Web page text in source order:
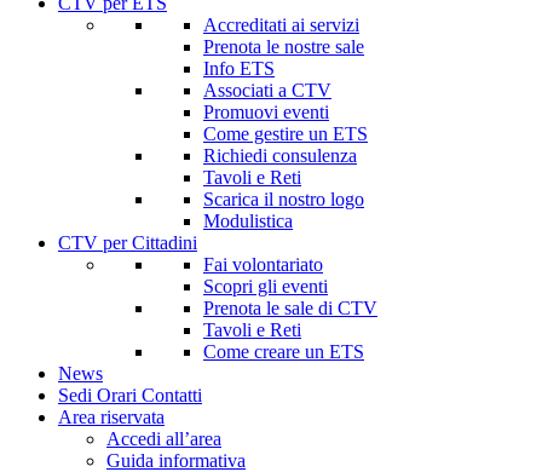
Accreditati ai servizi
Prenota le nostre sale
Info ETS
Associati a CTV
Promuovi eventi
Come gestire un ETS
Richiedi consulenza
Tavoli e Reti
Scarica il nostro logo
Modulistica
CTV per Cittadini
Fai volontariato
Scopri gli eventi
Prenota le sale di CTV
Tavoli e Reti
Come creare un ETS
News
Sedi Orari Contatti
Area riservata
Accedi all’area
Guida informativa